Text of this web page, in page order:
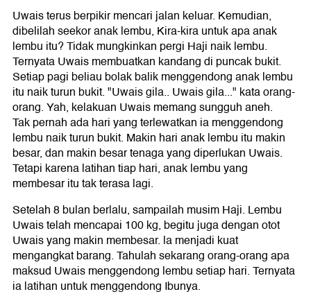
Uwais terus berpikir mencari jalan keluar. Kemudian,
dibelilah seekor anak lembu, Kira-kira untuk apa anak
lembu itu? Tidak mungkinkan pergi Haji naik lembu.
Ternyata Uwais membuatkan kandang di puncak bukit.
Setiap pagi beliau bolak balik menggendong anak lembu
itu naik turun bukit. "Uwais gila.. Uwais gila..." kata orang-
orang. Yah, kelakuan Uwais memang sungguh aneh.
Tak pernah ada hari yang terlewatkan ia menggendong
lembu naik turun bukit. Makin hari anak lembu itu makin
besar, dan makin besar tenaga yang diperlukan Uwais.
Tetapi karena latihan tiap hari, anak lembu yang
membesar itu tak terasa lagi.
Setelah 8 bulan berlalu, sampailah musim Haji. Lembu
Uwais telah mencapai 100 kg, begitu juga dengan otot
Uwais yang makin membesar. la menjadi kuat
mengangkat barang. Tahulah sekarang orang-orang apa
maksud Uwais menggendong lembu setiap hari. Ternyata
ia latihan untuk menggendong Ibunya.